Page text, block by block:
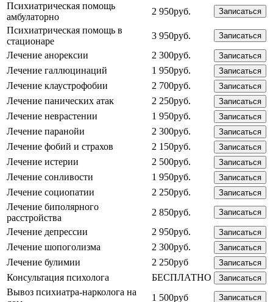
Психиатрическая помощь
амбулаторно
2 950руб. Записаться
Психиатрическая помощь в
стационаре
3 950руб. Записаться
Лечение анорексии 2 300руб. Записаться
Лечение галлюцинаций 1 950руб. Записаться
Лечение клаустрофобии 2 700руб. Записаться
Лечение панических атак 2 250руб. Записаться
Лечение неврастении 1 950руб. Записаться
Лечение паранойи 2 300руб. Записаться
Лечение фобий и страхов 2 150руб. Записаться
Лечение истерии 2 500руб. Записаться
Лечение сонливости 1 950руб. Записаться
Лечение социопатии 2 250руб. Записаться
Лечение биполярного
расстройства
2 850руб. Записаться
Лечение депрессии 2 950руб. Записаться
Лечение шопоголизма 2 300руб. Записаться
Лечение булимии 2 250руб Записаться
Консультация психолога БЕСПЛАТНО Записаться
Вывоз психиатра-нарколога на
1 500руб Записаться